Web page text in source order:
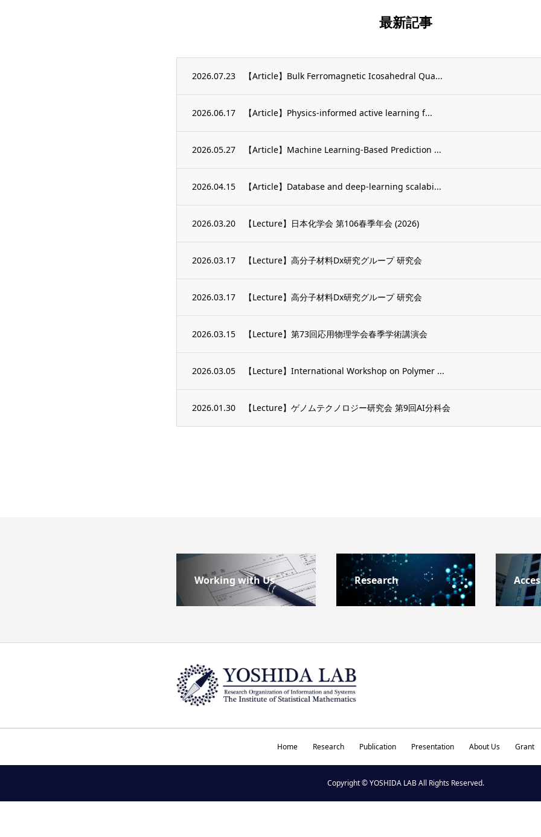
最新記事
2026.07.23 【Article】Bulk Ferromagnetic Icosahedral Qua...
2026.06.17 【Article】Physics-informed active learning f...
2026.05.27 【Article】Machine Learning-Based Prediction ...
2026.04.15 【Article】Database and deep-learning scalabi...
2026.03.20 【Lecture】日本化学会 第106春季年会 (2026)
2026.03.17 【Lecture】高分子材料Dx研究グループ 研究会
2026.03.17 【Lecture】高分子材料Dx研究グループ 研究会
2026.03.15 【Lecture】第73回応用物理学会春季学術講演会
2026.03.05 【Lecture】International Workshop on Polymer ...
2026.01.30 【Lecture】ゲノムテクノロジー研究会 第9回AI分科会
Working with Us Research
Home Research Publication Presentation About Us Grant
Copyright © YOSHIDA LAB All Rights Reserved.